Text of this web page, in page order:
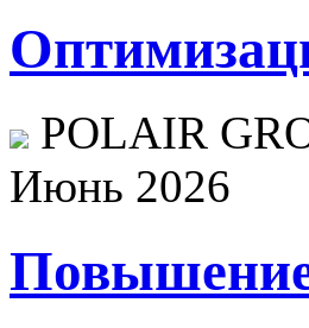
POLAIR
Июнь 2026
Повышение